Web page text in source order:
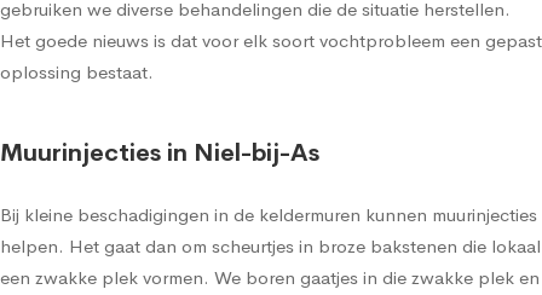
gebruiken we diverse behandelingen die de situatie herstellen.
Het goede nieuws is dat voor elk soort vochtprobleem een gepast
oplossing bestaat.
Muurinjecties in Niel-bij-As
Bij kleine beschadigingen in de keldermuren kunnen muurinjecties
helpen. Het gaat dan om scheurtjes in broze bakstenen die lokaal
een zwakke plek vormen. We boren gaatjes in die zwakke plek en